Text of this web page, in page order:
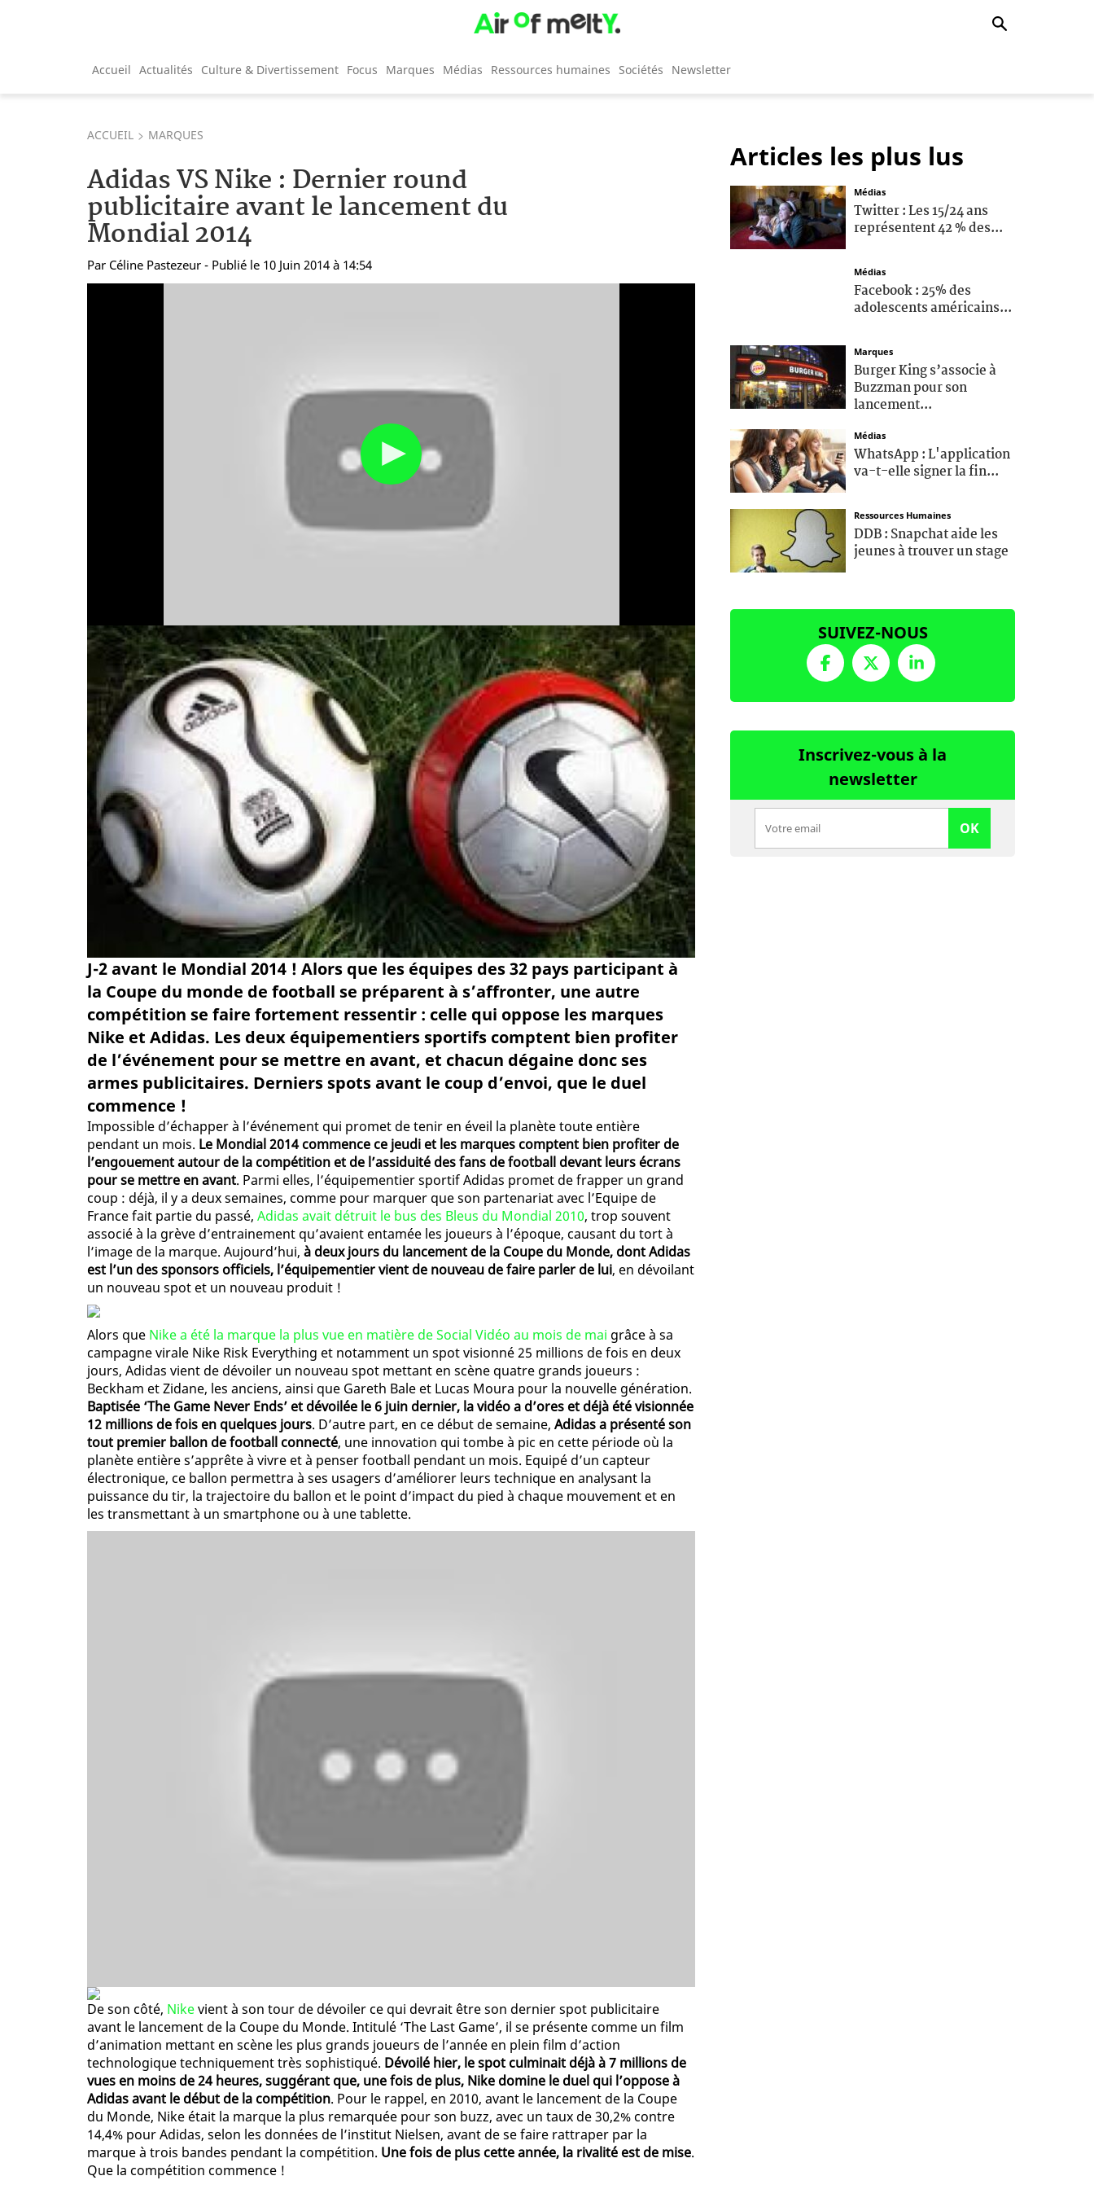
Accueil Actualités Culture & Divertissement Focus Marques Médias Ressources humaines Sociétés Newsletter
ACCUEIL MARQUES
Adidas VS Nike : Dernier round
publicitaire avant le lancement du
Mondial 2014
Par Céline Pastezeur - Publié le 10 Juin 2014 à 14:54
J-2 avant le Mondial 2014 ! Alors que les équipes des 32 pays participant à
la Coupe du monde de football se préparent à s’affronter, une autre
compétition se faire fortement ressentir : celle qui oppose les marques
Nike et Adidas. Les deux équipementiers sportifs comptent bien profiter
de l’événement pour se mettre en avant, et chacun dégaine donc ses
armes publicitaires. Derniers spots avant le coup d’envoi, que le duel
commence !
Impossible d’échapper à l’événement qui promet de tenir en éveil la planète toute entière
pendant un mois. Le Mondial 2014 commence ce jeudi et les marques comptent bien profiter de
l’engouement autour de la compétition et de l’assiduité des fans de football devant leurs écrans
pour se mettre en avant. Parmi elles, l’équipementier sportif Adidas promet de frapper un grand
coup : déjà, il y a deux semaines, comme pour marquer que son partenariat avec l’Equipe de
France fait partie du passé, Adidas avait détruit le bus des Bleus du Mondial 2010, trop souvent
associé à la grève d’entrainement qu’avaient entamée les joueurs à l’époque, causant du tort à
l’image de la marque. Aujourd’hui, à deux jours du lancement de la Coupe du Monde, dont Adidas
est l’un des sponsors officiels, l’équipementier vient de nouveau de faire parler de lui, en dévoilant
un nouveau spot et un nouveau produit !
Alors que Nike a été la marque la plus vue en matière de Social Vidéo au mois de mai grâce à sa
campagne virale Nike Risk Everything et notamment un spot visionné 25 millions de fois en deux
jours, Adidas vient de dévoiler un nouveau spot mettant en scène quatre grands joueurs :
Beckham et Zidane, les anciens, ainsi que Gareth Bale et Lucas Moura pour la nouvelle génération.
Baptisée ‘The Game Never Ends’ et dévoilée le 6 juin dernier, la vidéo a d’ores et déjà été visionnée
12 millions de fois en quelques jours. D’autre part, en ce début de semaine, Adidas a présenté son
tout premier ballon de football connecté, une innovation qui tombe à pic en cette période où la
planète entière s’apprête à vivre et à penser football pendant un mois. Equipé d’un capteur
électronique, ce ballon permettra à ses usagers d’améliorer leurs technique en analysant la
puissance du tir, la trajectoire du ballon et le point d’impact du pied à chaque mouvement et en
les transmettant à un smartphone ou à une tablette.
De son côté, Nikevient à son tour de dévoiler ce qui devrait être son dernier spot publicitaire
avant le lancement de la Coupe du Monde. Intitulé ‘The Last Game’, il se présente comme un film
d’animation mettant en scène les plus grands joueurs de l’année en plein film d’action
technologique techniquement très sophistiqué. Dévoilé hier, le spot culminait déjà à 7 millions de
vues en moins de 24 heures, suggérant que, une fois de plus, Nike domine le duel qui l’oppose à
Adidas avant le début de la compétition. Pour le rappel, en 2010, avant le lancement de la Coupe
du Monde, Nike était la marque la plus remarquée pour son buzz, avec un taux de 30,2% contre
14,4% pour Adidas, selon les données de l’institut Nielsen, avant de se faire rattraper par la
marque à trois bandes pendant la compétition. Une fois de plus cette année, la rivalité est de mise.
Que la compétition commence !
Articles les plus lus
Médias
Twitter : Les 15/24 ans
représentent 42 % des...
Médias
Facebook : 25% des
adolescents américains...
Marques
Burger King s’associe à
Buzzman pour son
lancement...
Médias
WhatsApp : L'application
va-t-elle signer la fin...
Ressources Humaines
DDB : Snapchat aide les
jeunes à trouver un stage
SUIVEZ-NOUS
Inscrivez-vous à la
newsletter
OK